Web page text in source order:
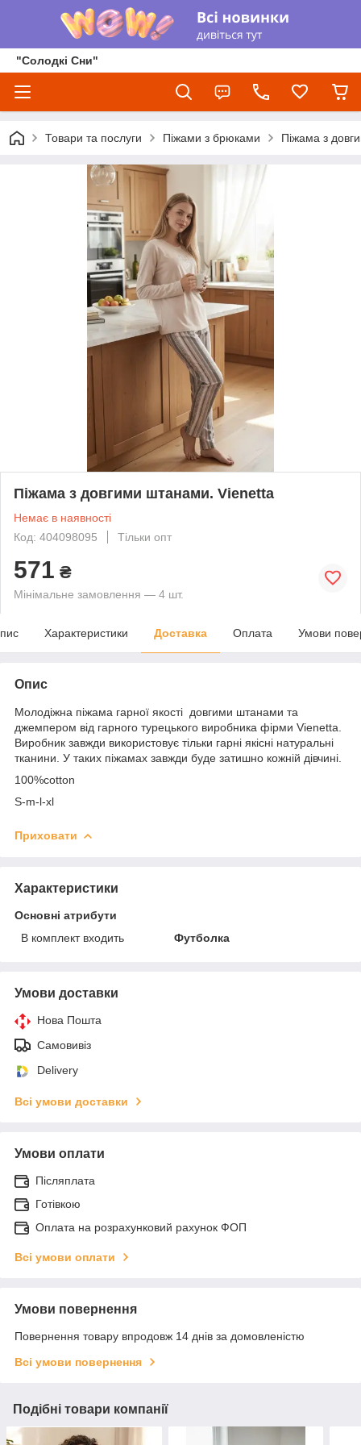
"Солодкі Сни"
Товари та послуги Піжами з брюками Піжама з
Піжама з довгими штанами. Vienetta
Немає в наявності
Код: 404098095
Тільки опт
571 ₴
Мінімальне замовлення — 4 шт.
Характеристики Доставка Оплата Умови
Опис
Молодіжна піжама гарної якості довгими штанами та
джемпером від гарного турецького виробника фірми Vienetta.
Виробник завжди використовує тільки гарні якісні натуральні
тканини. У таких піжамах завжди буде затишно кожній дівчині.
100%cotton
S-m-l-xl
Приховати
Характеристики
Основні атрибути
В комплект входить
Футболка
Умови доставки
Нова Пошта
Самовивіз
Delivery
Всі умови доставки
Умови оплати
Післяплата
Готівкою
Оплата на розрахунковий рахунок ФОП
Всі умови оплати
Умови повернення
Повернення товару впродовж 14 днів за домовленістю
Всі умови повернення
Подібні товари компанії